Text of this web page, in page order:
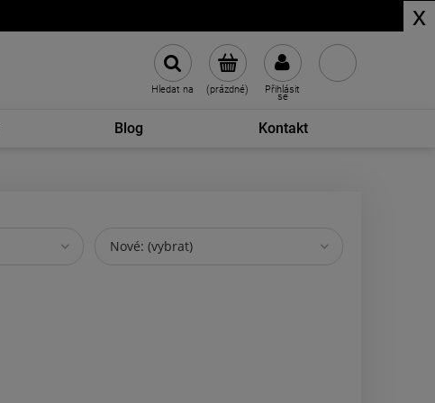
x
(prázdné) Přihlásit
se
Hledat na
Blog Kontakt
Nové: (vybrat)